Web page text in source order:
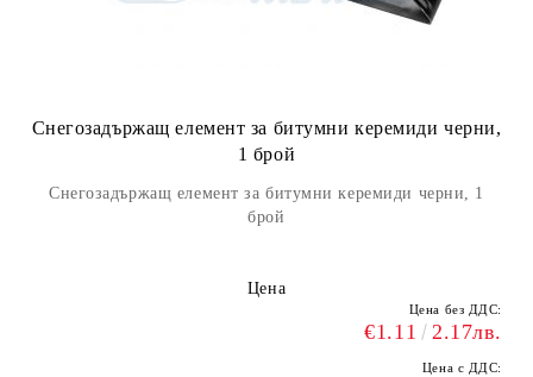
Снегозадържащ елемент за битумни керемиди черни,
1 брой
Снегозадържащ елемент за битумни керемиди черни, 1
брой
Цена
Цена без ДДС:
€1.11 2.17лв.
Цена с ДДС: